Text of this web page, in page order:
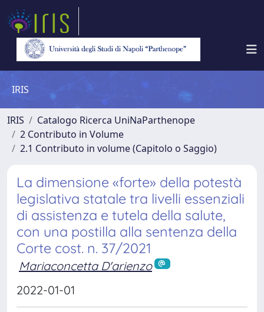
IRIS
IRIS
Catalogo Ricerca UniNaParthenope
2 Contributo in Volume
2.1 Contributo in volume (Capitolo o Saggio)
La dimensione «forte» della potestà
legislativa statale tra livelli essenziali
di assistenza e tutela della salute,
con una postilla alla sentenza della
Corte cost. n. 37/2021
Mariaconcetta D'arienzo
2022-01-01